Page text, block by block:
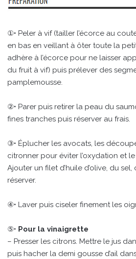
①• Peler à vif (tailler l’écorce au
en bas en veillant à ôter toute la
adhère à l’écorce pour ne laisser
du fruit à vif) puis prélever des
pamplemousse.
②• Parer puis retirer la peau du
fines tranches puis réserver au frais.
③• Éplucher les avocats, les
citronner pour éviter l’oxydation et
Ajouter un filet d’huile d’olive, du
réserver.
④• Laver puis ciseler finement les
⑤• Pour la vinaigrette
– Presser les citrons. Mettre le jus
puis hacher la demi gousse d’ail